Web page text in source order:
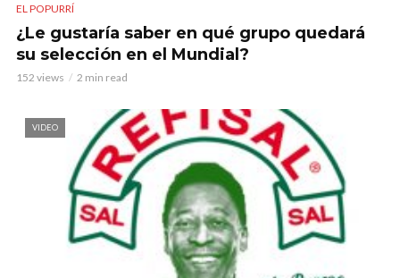
EL POPURRÍ
¿Le gustaría saber en qué grupo quedará
su selección en el Mundial?
152 views 2 min read
VIDEO